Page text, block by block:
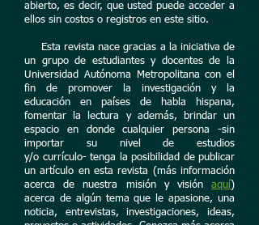
abierto, es decir, que usted puede acceder a
ellos sin costos o registros en este sitio.
Esta revista nace gracias a la iniciativa de
un grupo de estudiantes y docentes de la
Universidad Autónoma Metropolitana con el
fin de promover la investigación y la
educación en países de habla hispana,
fomentar la lectura y además, brindar un
espacio en donde cualquier persona -sin
importar su nivel de estudios
y/o currículo- tenga la posibilidad de publicar
un artículo en esta revista (más información
acerca de nuestra misión y visión aquí)
acerca de algún tema que le apasione, una
noticia, entrevistas, investigaciones, ideas,